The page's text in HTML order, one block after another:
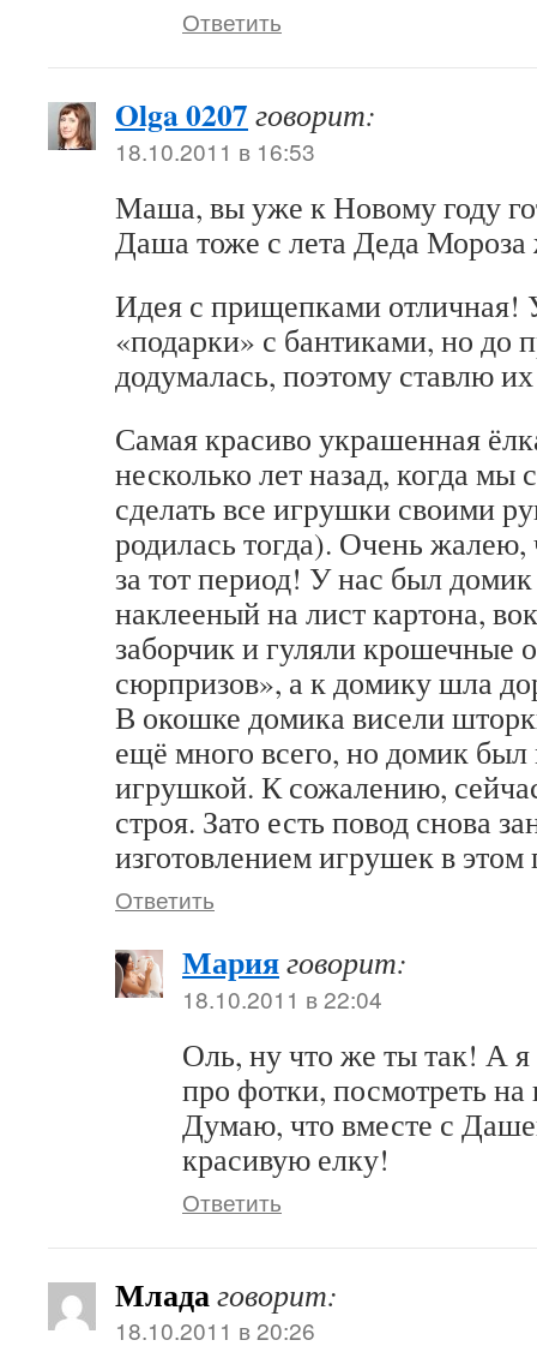
Ответить
Olga 0207 говорит:
18.10.2011 в 16:53
Маша, вы уже к Новому году
Даша тоже с лета Деда Мороза
Идея с прищепками отличная!
«подарки» с бантиками, но до
додумалась, поэтому ставлю
Самая красиво украшенная
несколько лет назад, когда
сделать все игрушки своими
родилась тогда). Очень
за тот период! У нас был домик
наклееный на лист картона,
заборчик и гуляли крошечные
сюрпризов», а к домику шла
В окошке домика висели
ещё много всего, но домик
игрушкой. К сожалению,
строя. Зато есть повод снова
изготовлением игрушек в этом
Ответить
Марияговорит:
18.10.2011 в 22:04
Оль, ну что же ты так! А я
про фотки, посмотреть
Думаю, что вместе с
красивую елку!
Ответить
Младаговорит:
18.10.2011 в 20:26